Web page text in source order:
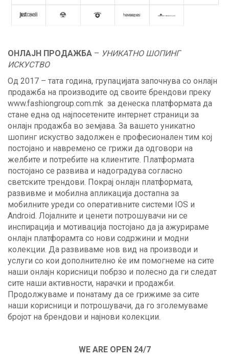
ОНЛАЈН ПРОДАЖБА – УНИКАТНО ШОПИНГ
ИСКУСТВО
Од 2017 – тата година, групацијата започнува со онлајн
продажба на производите од своите брендови преку
www.fashiongroup.com.mk за денеска платформата да
стане една од најпосетените интернет страници за
онлајн продажба во земјава. За вашето уникатно
шопинг искуство задолжен е професионален тим кој
постојано и навремено се грижи да одговори на
желбите и потребите на клиентите. Платформата
постојано се развива и надоградува согласно
светските трендови. Покрај онлајн платформата,
развивме и мобилна апликација достапна за
мобилните уреди со оперативните системи IOS и
Android. Лојалните и ценети потрошувачи ни се
инспирација и мотивација постојано да ја ажурираме
онлајн платфорамта со нови содржини и модни
колекции. Да развиваме нов вид на производи и
услуги со кои дополнително ќе им помогнеме на сите
наши онлајн корисници побрзо и полесно да ги следат
сите наши активности, нарачки и продажби.
Продолжуваме и понатаму да се грижиме за сите
наши корисници и потрошувачи, да го зголемуваме
бројот на брендови и најнови колекции.
WE ARE OPEN 24/7